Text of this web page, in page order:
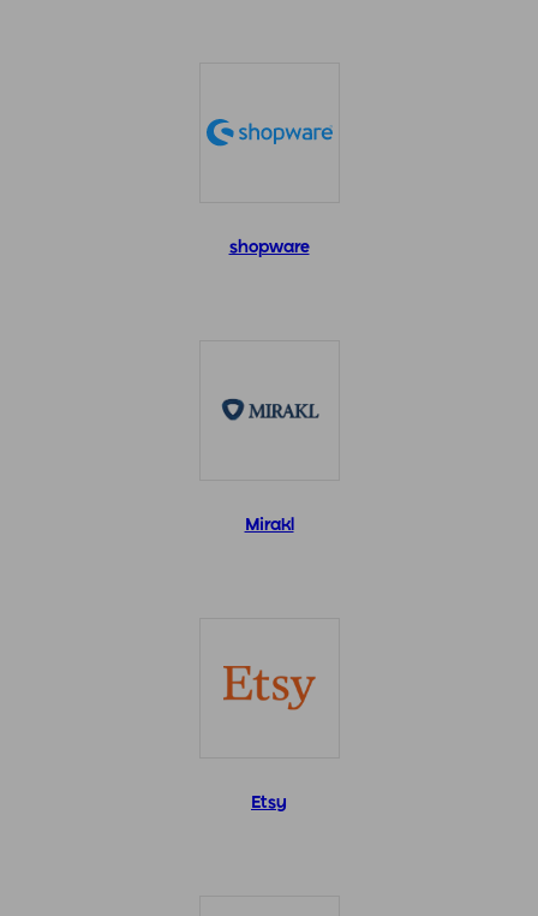
shopware
Mirakl
Etsy